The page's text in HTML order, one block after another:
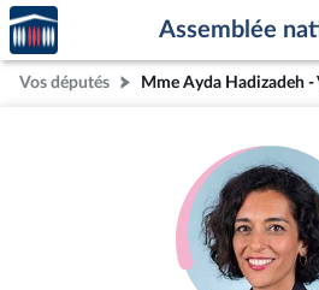
Aller au contenu
Aller en bas de la page
Accèder
à la
page
d'accueil
Assemblée
Vos députés